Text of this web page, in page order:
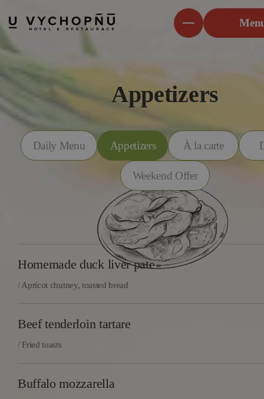
Appetizers
Daily Menu Appetizers À la carte
Weekend Offer
Homemade duck liver pate
/ Apricot chutney, toasted bread
Beef tenderloin tartare
/ Fried toasts
Buffalo mozzarella